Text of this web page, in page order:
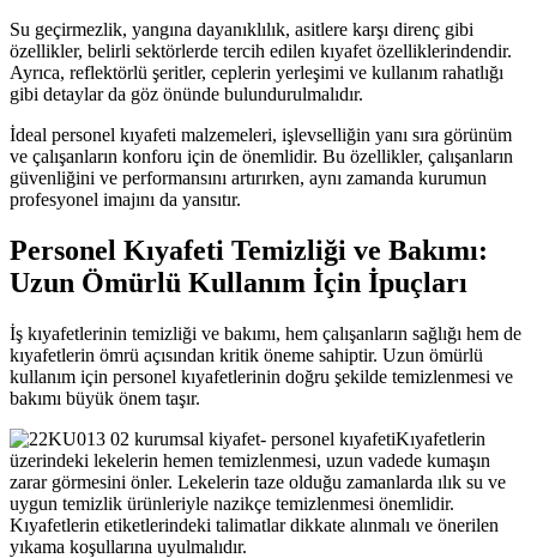
Su geçirmezlik, yangına dayanıklılık, asitlere karşı direnç gibi
özellikler, belirli sektörlerde tercih edilen kıyafet özelliklerindendir.
Ayrıca, reflektörlü şeritler, ceplerin yerleşimi ve kullanım rahatlığı
gibi detaylar da göz önünde bulundurulmalıdır.
İdeal personel kıyafeti malzemeleri, işlevselliğin yanı sıra görünüm
ve çalışanların konforu için de önemlidir. Bu özellikler, çalışanların
güvenliğini ve performansını artırırken, aynı zamanda kurumun
profesyonel imajını da yansıtır.
Personel Kıyafeti Temizliği ve Bakımı:
Uzun Ömürlü Kullanım İçin İpuçları
İş kıyafetlerinin temizliği ve bakımı, hem çalışanların sağlığı hem de
kıyafetlerin ömrü açısından kritik öneme sahiptir. Uzun ömürlü
kullanım için personel kıyafetlerinin doğru şekilde temizlenmesi ve
bakımı büyük önem taşır.
Kıyafetlerin
üzerindeki lekelerin hemen temizlenmesi, uzun vadede kumaşın
zarar görmesini önler. Lekelerin taze olduğu zamanlarda ılık su ve
uygun temizlik ürünleriyle nazikçe temizlenmesi önemlidir.
Kıyafetlerin etiketlerindeki talimatlar dikkate alınmalı ve önerilen
yıkama koşullarına uyulmalıdır.